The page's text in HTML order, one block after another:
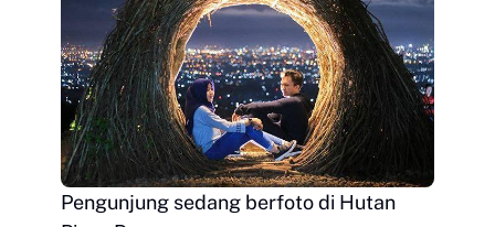
Pengunjung sedang berfoto di Hutan